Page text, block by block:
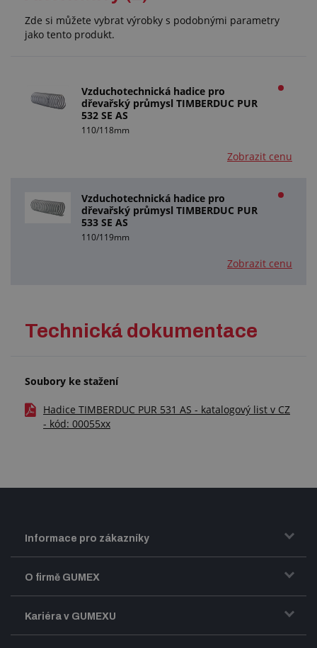
Zde si můžete vybrat výrobky s podobnými parametry
jako tento produkt.
Vzduchotechnická hadice pro
dřevařský průmysl TIMBERDUC PUR
532 SE AS
110/118mm
Zobrazit cenu
Vzduchotechnická hadice pro
dřevařský průmysl TIMBERDUC PUR
533 SE AS
110/119mm
Zobrazit cenu
Technická dokumentace
Soubory ke stažení
Hadice TIMBERDUC PUR 531 AS - katalogový list v CZ
- kód: 00055xx
Informace pro zákazníky
Doprava a zasílání zboží
Obchodní podmínky
O firmě GUMEX
Představení firmy GUMEX
Kariéra v GUMEXU